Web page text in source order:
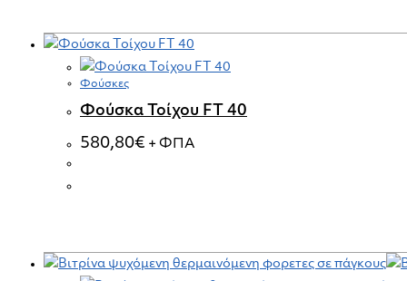
Φούσκες
Φούσκα Τοίχου FT 40
580,80€ + ΦΠΑ